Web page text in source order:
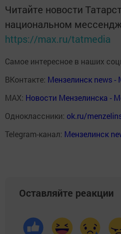
Читайте новости
национальном
https://max.ru/tatmedia
Самое интересное в наших
ВКонтакте: Мензелинск news
MAX: Новости Мензелинска -
Одноклассники: ok.ru/
Telegram-канал: Мензелинск
Оставляйте реакции